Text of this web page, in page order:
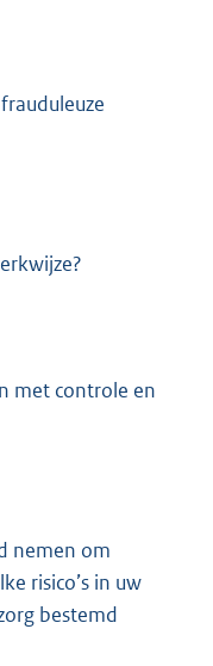
met controle en
nemen om
risico’s in uw
bestemd